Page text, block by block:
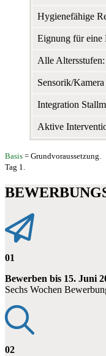
Hygienefähige
Eignung für eine
Alle
Sensorik/
Integration
Aktive
Basis = Grundvoraussetzung.
Tag 1.
01
Bewerben bis 15. Juni
Sechs Wochen
02